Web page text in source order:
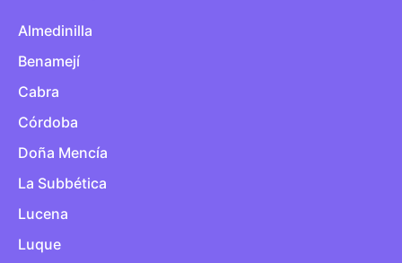
Almedinilla
Benamejí
Cabra
Córdoba
Doña Mencía
La Subbética
Lucena
Luque